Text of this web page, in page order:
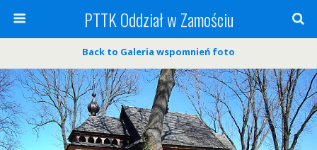
PTTK Oddział w Zamościu
Back to Galeria wspomnień foto